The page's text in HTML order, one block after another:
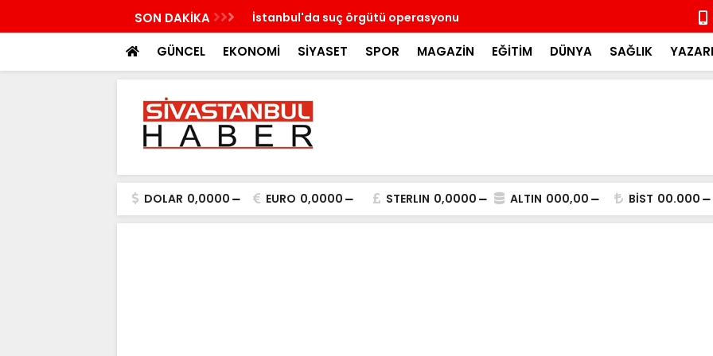
SON DAKİKA
kamerada; ayağından vurularak İstanbul'da suç örgütü operasyonu
GÜNCEL EKONOMİ SİYASET SPOR MAGAZİN EĞİTİM DÜNYA SAĞLIK
DOLAR 0,0000 EURO 0,0000 STERLIN 0,0000 ALTIN 000,00 BİST 00.000